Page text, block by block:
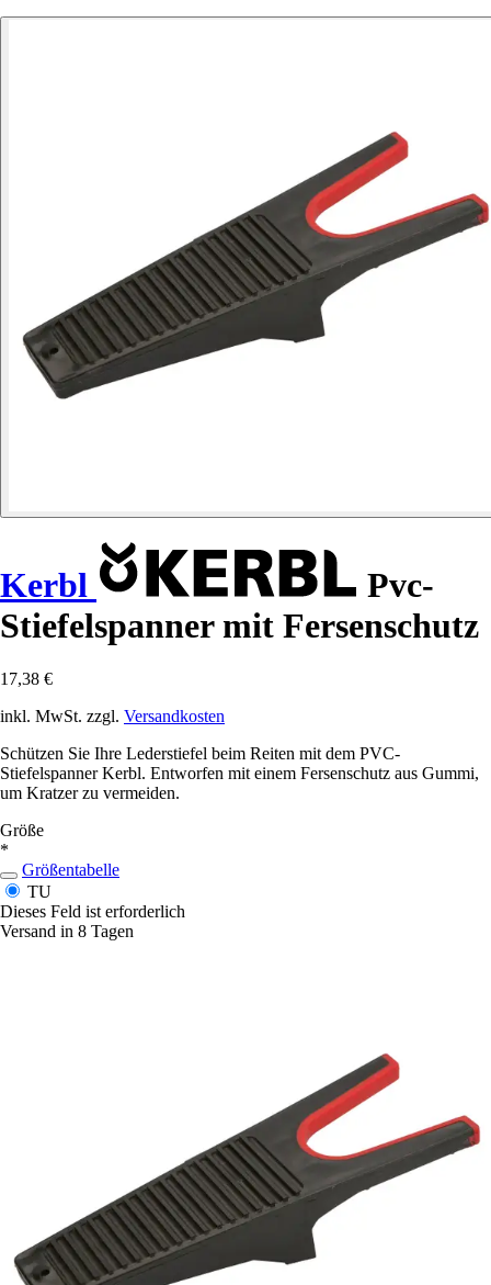
Kerbl
Pvc-
Stiefelspanner mit Fersenschutz
17,38 €
inkl. MwSt. zzgl. Versandkosten
Schützen Sie Ihre Lederstiefel beim Reiten mit dem PVC-
Stiefelspanner Kerbl. Entworfen mit einem Fersenschutz aus Gummi,
um Kratzer zu vermeiden.
Größe
*
Größentabelle
TU
Dieses Feld ist erforderlich
Versand in 8 Tagen